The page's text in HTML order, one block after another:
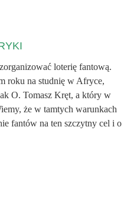
loterię fantową.
roku na studnię w Afryce,
O. Tomasz Kręt, a który w
że w tamtych warunkach
fantów na ten szczytny cel i o